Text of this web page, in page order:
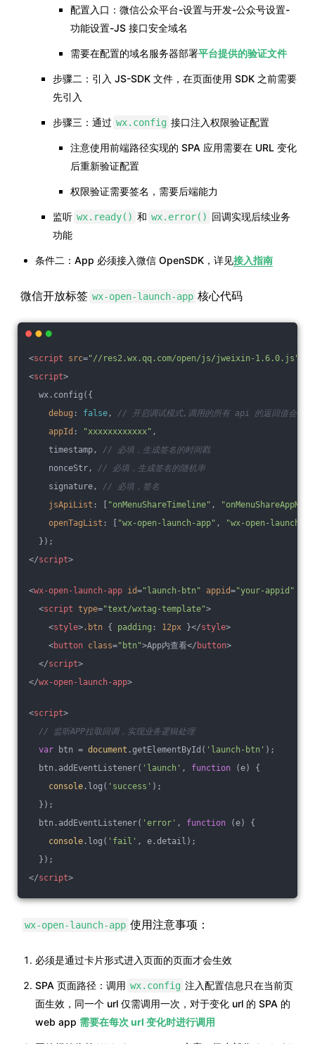
配置入口：微信公众平台-设置与开发-公众号设置-
功能设置-JS 接口安全域名
需要在配置的域名服务器部署平台提供的验证文件
步骤二：引入 JS-SDK 文件，在页面使用 SDK 之前需要
先引入
步骤三：通过 wx.config 接口注入权限验证配置
注意使用前端路径实现的 SPA 应用需要在 URL 变化
后重新验证配置
权限验证需要签名，需要后端能力
监听 wx.ready() 和 wx.error() 回调实现后续业务
功能
条件二：App 必须接入微信 OpenSDK，详见接入指南
微信开放标签 wx-open-launch-app 核心代码
<script src="//res2.wx.qq.com/open/js/jweixin-1.6.0.js"
<script>
wx.config({
debug : false , // 开启调试模式,调用的所有 api 的返回值会在
appId : "xxxxxxxxxxxx" ,
timestamp, // 必填，生成签名的时间戳
nonceStr, // 必填，生成签名的随机串
signature, // 必填，签名
jsApiList : [ "onMenuShareTimeline" ,
openTagList : [ "wx-open-launch-app" ,
"wx-open-launch-
});
</script>
<wx-open-launch-app id="launch-btn" appid="your-appid"
<script type="text/wxtag-template">
<style>.btn { padding : 12px }</style>
<button class="btn">App内查看</ button>
</script>
</wx-open-launch-app>
<script>
// 监听APP拉取回调，实现业务逻辑处理
var btn = document .getElementById( 'launch-btn' );
btn.addEventListener( 'launch' , function (e) {
console .log( 'success' );
});
btn.addEventListener( 'error' , function (e) {
console .log( 'fail' , e.detail);
});
</script>
wx-open-launch-app 使用注意事项：
必须是通过卡片形式进入页面的页面才会生效
SPA 页面路径：调用 wx.config 注入配置信息只在当前页
面生效，同一个 url 仅需调用一次，对于变化 url 的 SPA 的
web app 需要在每次 url 变化时进行调用